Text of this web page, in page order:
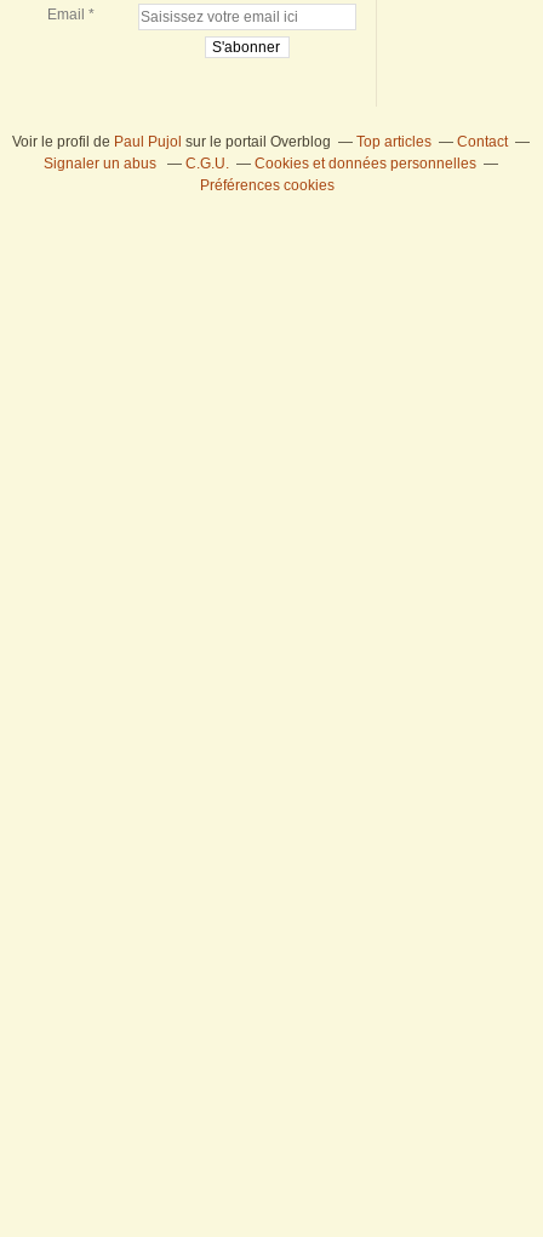
Email
Voir le profil de Paul Pujol sur le portail Overblog Top articles
Contact
Signaler un abus
C.G.U.
Cookies et données personnelles
Préférences cookies